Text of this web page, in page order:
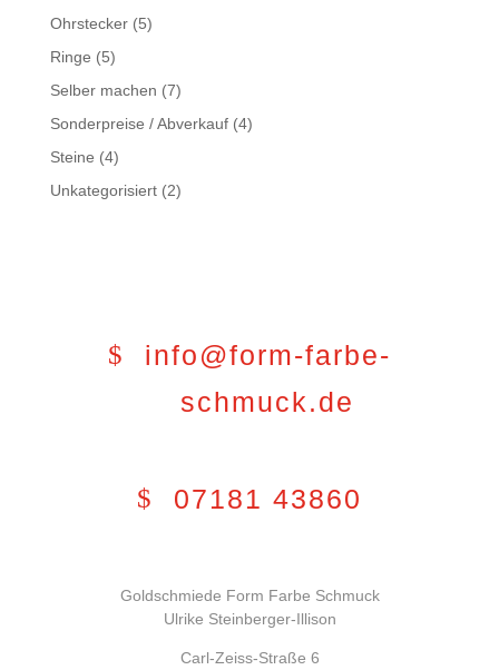
Ohrstecker(5)
Ringe (5)
Selber machen (7)
Sonderpreise / Abverkauf(4)
Steine (4)
Unkategorisiert(2)
info@form-farbe-
schmuck.de
07181 43860
Goldschmiede Form Farbe Schmuck
Ulrike Steinberger-Illison
Carl-Zeiss-Straße 6